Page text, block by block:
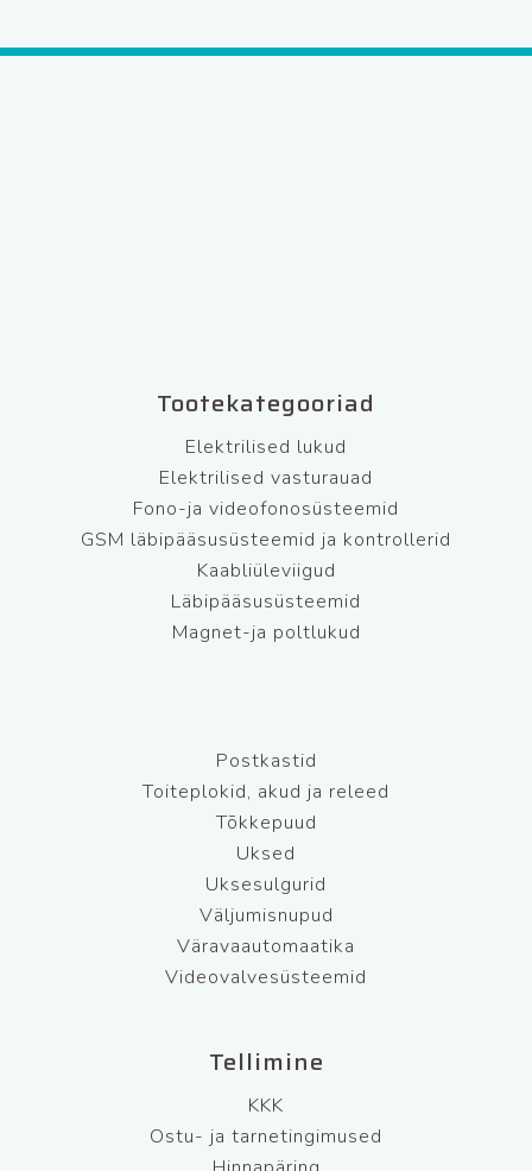
Tootekategooriad
Elektrilised lukud
Elektrilised vasturauad
Fono-ja videofonosüsteemid
GSM läbipääsusüsteemid ja kontrollerid
Kaabliüleviigud
Läbipääsusüsteemid
Magnet-ja poltlukud
Postkastid
Toiteplokid, akud ja releed
Tõkkepuud
Uksed
Uksesulgurid
Väljumisnupud
Väravaautomaatika
Videovalvesüsteemid
Tellimine
KKK
Ostu- ja tarnetingimused